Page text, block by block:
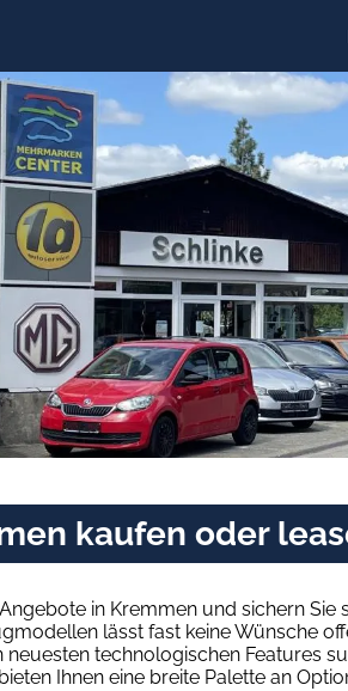
kaufen oder
in Kremmen und sichern Sie
lässt fast keine Wünsche
technologischen Features
Ihnen eine breite Palette an